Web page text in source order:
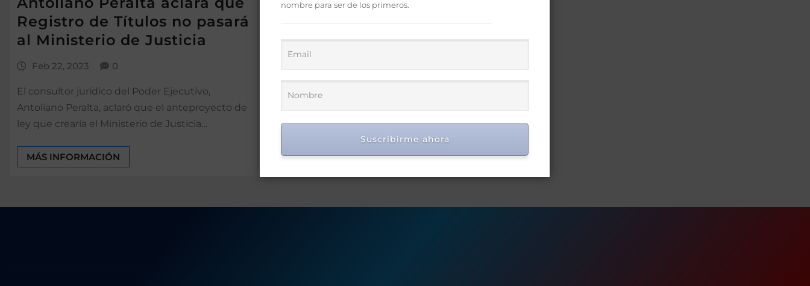
Registro de Títulos no pasará
al Ministerio de Justicia
Feb 22, 2023 0
El consultor jurídico del Poder Ejecutivo,
Antoliano Peralta, aclaró que el anteproyecto de
ley que crearía el Ministerio de Justicia…
MÁS INFORMACIÓN
nombre para ser de los primeros.
Suscribirme ahora